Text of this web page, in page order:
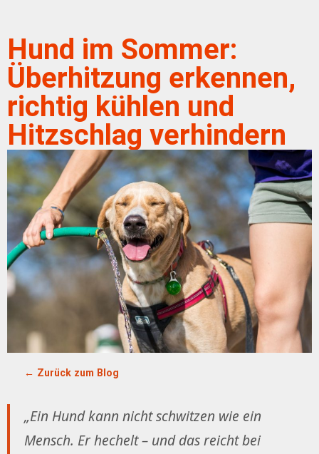
Hund im Sommer:
Überhitzung erkennen,
richtig kühlen und
Hitzschlag verhindern
← Zurück zum Blog
„Ein Hund kann nicht schwitzen wie ein
Mensch. Er hechelt – und das reicht bei